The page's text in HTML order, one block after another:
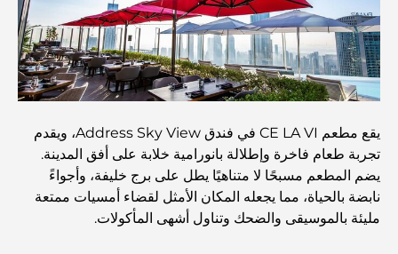
نخلة جبل علي مقابل نخلة جميرا: مقارنة واضحة لمشتري
العقارات الأذكياء
اكتشف جزيرة القمر في دبي: دليلك الأمثل
استكشاف المواقع التاريخية في دبي: رحلة عبر الزمن
أفضل 7 مطاعم في خور دبي لتناول الطعام فيها
يقع مطعم CE LA VI في فندق Address Sky View، ويقدم
تجربة طعام فاخرة وإطلالة بانورامية خلابة على أفق المدينة.
يضم المطعم مسبحًا لا متناهيًا يطل على برج خليفة، وأجواءً
نابضة بالحياة، مما يجعله المكان الأمثل لقضاء أمسيات ممتعة
مليئة بالموسيقى والضحك وتناول أشهى المأكولات.